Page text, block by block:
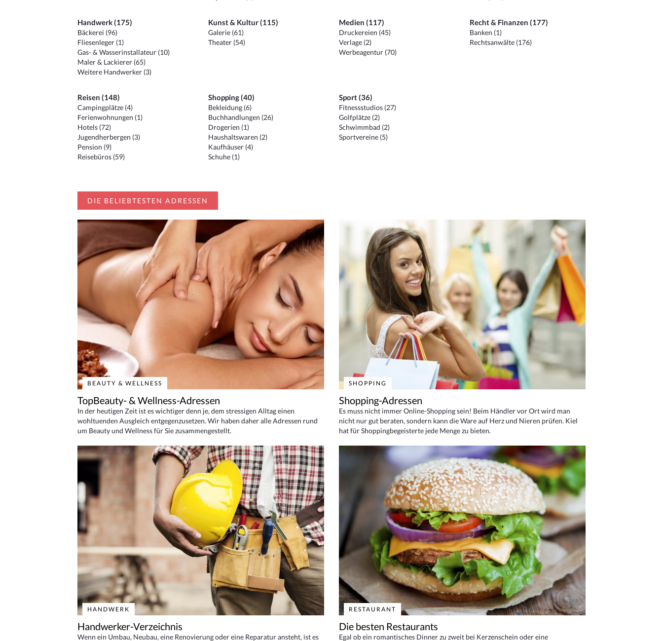
Handwerk (175)
Bäckerei (96)
Fliesenleger (1)
Gas- & Wasserinstallateur (10)
Maler & Lackierer (65)
Weitere Handwerker (3)
Kunst & Kultur (115)
Galerie (61)
Theater (54)
Medien (117)
Druckereien (45)
Verlage (2)
Werbeagentur (70)
Recht & Finanzen (177)
Banken (1)
Rechtsanwälte (176)
Reisen (148)
Campingplätze (4)
Ferienwohnungen (1)
Hotels (72)
Jugendherbergen (3)
Pension (9)
Reisebüros (59)
Shopping (40)
Bekleidung (6)
Buchhandlungen (26)
Drogerien (1)
Haushaltswaren (2)
Kaufhäuser (4)
Schuhe (1)
Sport (36)
Fitnessstudios (27)
Golfplätze (2)
Schwimmbad (2)
Sportvereine (5)
DIE BELIEBTESTEN ADRESSEN
BEAUTY & WELLNESS
TopBeauty- & Wellness-Adressen
In der heutigen Zeit ist es wichtiger denn je, dem stressigen Alltag einen
wohltuenden Ausgleich entgegenzusetzen. Wir haben daher alle Adressen rund
um Beauty und Wellness für Sie zusammengestellt.
SHOPPING
Shopping-Adressen
Es muss nicht immer Online-Shopping sein! Beim Händler vor Ort wird man
nicht nur gut beraten, sondern kann die Ware auf Herz und Nieren prüfen. Kiel
hat für Shoppingbegeisterte jede Menge zu bieten.
HANDWERK
Handwerker-Verzeichnis
Wenn ein Umbau, Neubau, eine Renovierung oder eine Reparatur ansteht, ist es
RESTAURANT
Die besten Restaurants
Egal ob ein romantisches Dinner zu zweit bei Kerzenschein oder eine